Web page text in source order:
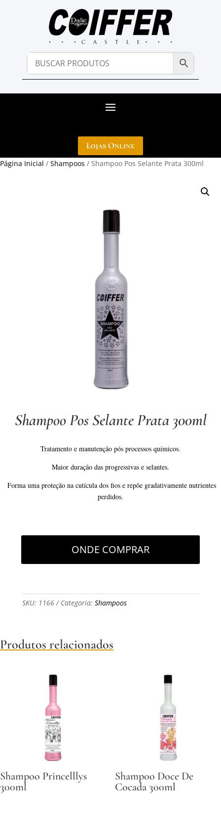
Lojas Online
Página Inicial / Shampoos / Shampoo Pos Selante Prata 300ml
Shampoo Pos Selante Prata 300ml
Tratamento e manutenção pós processos químicos.
Maior duração das progressivas e selantes.
Forma uma proteção na cutícula dos fios e repõe gradativamente nutrientes
perdidos.
ONDE COMPRAR
SKU: 1166 Categoria: Shampoos
Produtos relacionados
Shampoo Princelllys
300ml
Shampoo Doce De
Cocada 300ml